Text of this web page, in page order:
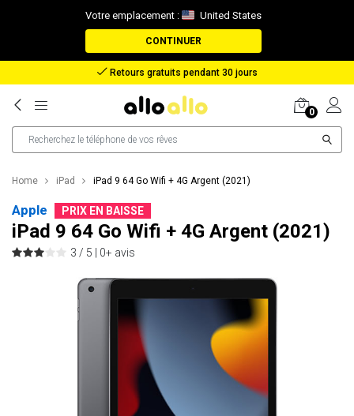
Votre emplacement : United States
CONTINUER
Remboursement en cas de perte de colis
0
Home iPad iPad 9 64 Go Wifi + 4G Argent (2021)
Apple PRIX EN BAISSE
iPad 9 64 Go Wifi + 4G Argent (2021)
3 / 5 | 0+ avis